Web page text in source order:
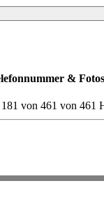
&
von 461 von 461